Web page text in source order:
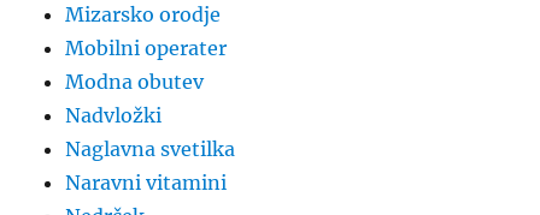
Mizarsko orodje
Mobilni operater
Modna obutev
Nadvložki
Naglavna svetilka
Naravni vitamini